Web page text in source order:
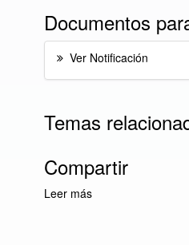
Documentos
Ver Notificación
Temas
Compartir
Leer más